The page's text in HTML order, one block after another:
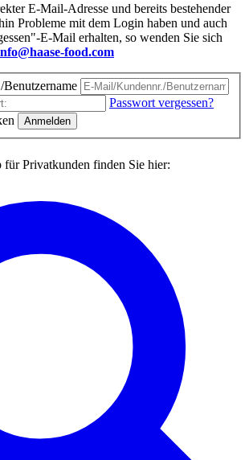
E-Mail-Adresse und bereits bestehender
Probleme mit dem Login haben und auch
E-Mail erhalten, so wenden Sie sich
food.com
Passwort vergessen?
Anmelden
für Privatkunden finden Sie hier: